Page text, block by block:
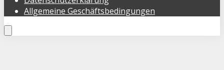
Allgemeine Geschäftsbedingungen